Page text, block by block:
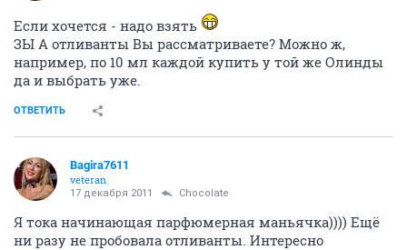
Если хочется - надо взять
ЗЫ А отливанты Вы рассматриваете? Можно ж,
например, по 10 мл каждой купить у той же Олинды
да и выбрать уже.
ОТВЕТИТЬ
Bagira7611
veteran
17 декабря 2011 Chocolate
Я тока начинающая парфюмерная маньячка)))) Ещё
ни разу не пробовала отливанты. Интересно